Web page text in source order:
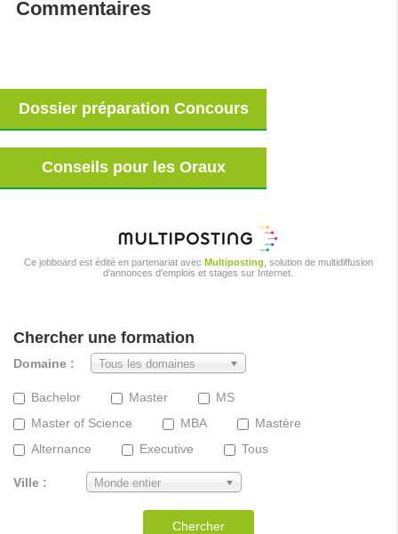
Commentaires
Dossier préparation Concours
Conseils pour les Oraux
Ce jobboard est édité en partenariat avec Multiposting , solution de multidiffusion
d'annonces d'emplois et stages sur Internet.
Chercher une formation
Domaine : Tous les domaines
Bachelor Master
MS
Master of Science
MBA
Mastère
Alternance
Executive Tous
Ville : Monde entier
Chercher